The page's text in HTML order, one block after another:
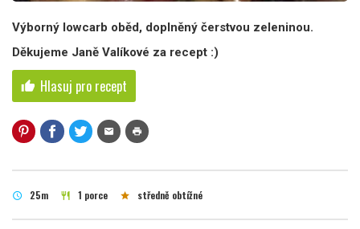
Výborný lowcarb oběd, doplněný čerstvou zeleninou.
Děkujeme Janě Valíkové za recept :)
thumb_up Hlasuj pro recept
mail print
schedule 25m restaurant 1 porce star středně obtížné